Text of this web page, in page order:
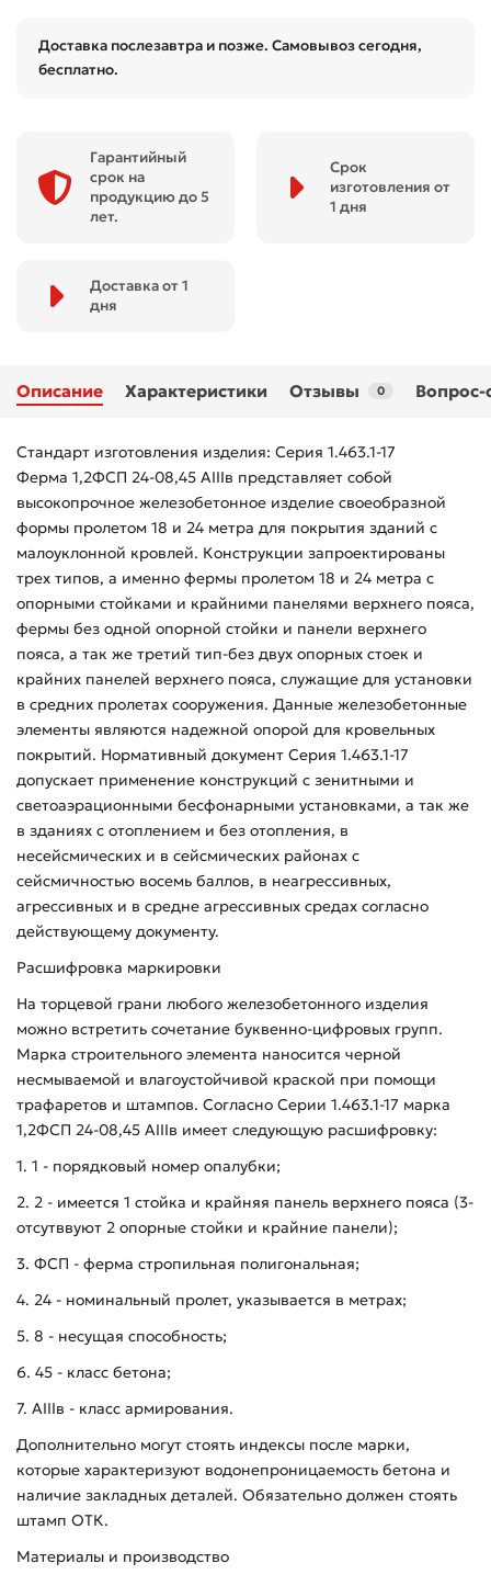
Доставка послезавтра и позже. Самовывоз сегодня,
бесплатно.
Гарантийный
срок на
продукцию до 5
лет.
Срок
изготовления от
1 дня
Доставка от 1
дня
Описание Характеристики Отзывы 0 Вопрос-
Стандарт изготовления изделия: Серия 1.463.1-17
Ферма 1,2ФСП 24-08,45 АIIIв представляет собой
высокопрочное железобетонное изделие своеобразной
формы пролетом 18 и 24 метра для покрытия зданий с
малоуклонной кровлей. Конструкции запроектированы
трех типов, а именно фермы пролетом 18 и 24 метра с
опорными стойками и крайними панелями верхнего пояса,
фермы без одной опорной стойки и панели верхнего
пояса, а так же третий тип-без двух опорных стоек и
крайних панелей верхнего пояса, служащие для установки
в средних пролетах сооружения. Данные железобетонные
элементы являются надежной опорой для кровельных
покрытий. Нормативный документ Серия 1.463.1-17
допускает применение конструкций с зенитными и
светоаэрационными бесфонарными установками, а так же
в зданиях с отоплением и без отопления, в
несейсмических и в сейсмических районах с
сейсмичностью восемь баллов, в неагрессивных,
агрессивных и в средне агрессивных средах согласно
действующему документу.
Расшифровка маркировки
На торцевой грани любого железобетонного изделия
можно встретить сочетание буквенно-цифровых групп.
Марка строительного элемента наносится черной
несмываемой и влагоустойчивой краской при помощи
трафаретов и штампов. Согласно Серии 1.463.1-17 марка
1,2ФСП 24-08,45 АIIIв имеет следующую расшифровку:
1. 1 - порядковый номер опалубки;
2. 2 - имеется 1 стойка и крайняя панель верхнего пояса (3-
отсутввуют 2 опорные стойки и крайние панели);
3. ФСП - ферма стропильная полигональная;
4. 24 - номинальный пролет, указывается в метрах;
5. 8 - несущая способность;
6. 45 - класс бетона;
7. AIIIв - класс армирования.
Дополнительно могут стоять индексы после марки,
которые характеризуют водонепроницаемость бетона и
наличие закладных деталей. Обязательно должен стоять
штамп ОТК.
Материалы и производство